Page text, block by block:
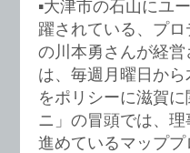
▪️大津市の石山にユ
躍されている、プ
の川本勇さんが経
は、毎週月曜日か
をポリシーに滋賀
ニ」の冒頭では、
進めているマップ